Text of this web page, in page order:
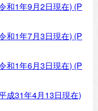
和1年9月2日現在) (P
和1年7月3日現在) (P
和1年6月3日現在) (P
成31年4月13日現在)